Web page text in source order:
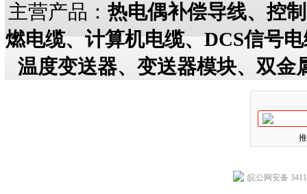
主营产品： 热电偶补偿导线、控
燃电缆、计算机电缆、DCS信号
温度变送器、变送器模块、双金
皖公网安备